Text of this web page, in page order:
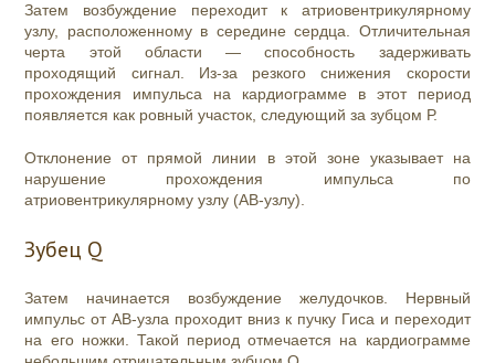
Затем возбуждение переходит к атриовентрикулярному
узлу, расположенному в середине сердца. Отличительная
черта этой области — способность задерживать
проходящий сигнал. Из-за резкого снижения скорости
прохождения импульса на кардиограмме в этот период
появляется как ровный участок, следующий за зубцом Р.
Отклонение от прямой линии в этой зоне указывает на
нарушение прохождения импульса по
атриовентрикулярному узлу (АВ-узлу).
Зубец Q
Затем начинается возбуждение желудочков. Нервный
импульс от АВ-узла проходит вниз к пучку Гиса и переходит
на его ножки. Такой период отмечается на кардиограмме